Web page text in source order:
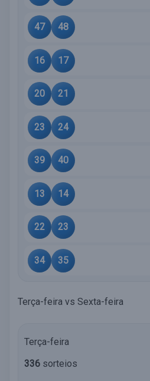
47 48
16 17
20 21
23 24
39 40
13 14
22 23
34 35
Terça-feira vs Sexta-feira
Terça-feira
336 sorteios